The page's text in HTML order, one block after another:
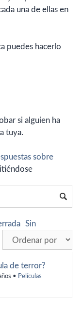
una de ellas en
puedes hacerlo
si alguien ha
tuya.
sobre
Sin
de terror?
• Películas